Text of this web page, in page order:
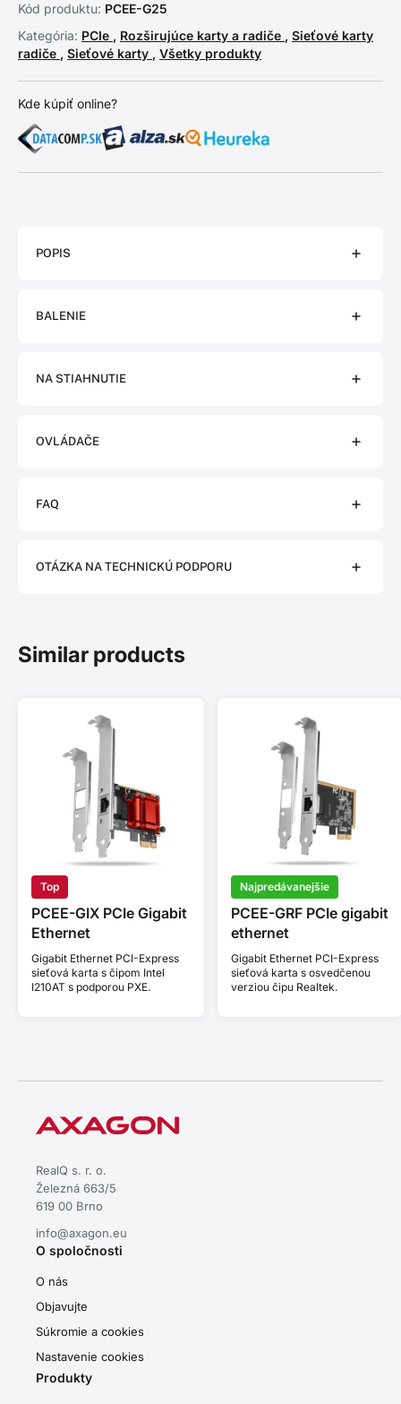
Kód produktu: PCEE-G25
Kategória: PCIe , Rozširujúce karty a radiče , Sieťové karty
radiče , Sieťové karty , Všetky produkty
Kde kúpiť online?
POPIS
BALENIE
NA STIAHNUTIE
OVLÁDAČE
FAQ
OTÁZKA NA TECHNICKÚ PODPORU
Similar products
Top
PCEE-GIX PCIe Gigabit
Ethernet
Gigabit Ethernet PCI-Express
sieťová karta s čipom Intel
I210AT s podporou PXE.
Najpredávanejšie
PCEE-GRF PCIe gigabit
ethernet
Gigabit Ethernet PCI-Express
sieťová karta s osvedčenou
verziou čipu Realtek.
RealQ s. r. o.
Železná 663/5
619 00 Brno
info@axagon.eu
O spoločnosti
O nás
Objavujte
Súkromie a cookies
Nastavenie cookies
Produkty